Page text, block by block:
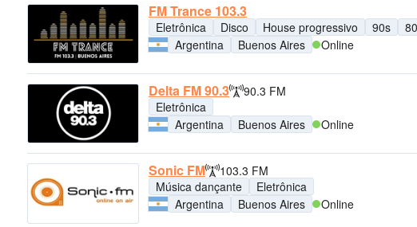
FM Trance 103.3
Eletrônica Disco House progressivo 90s
Argentina
Buenos Aires Online
Delta FM 90.3
90.3 FM
Eletrônica
Argentina
Buenos Aires Online
Sonic FM
103.3 FM
Música dançante
Eletrônica
Argentina
Buenos Aires Online